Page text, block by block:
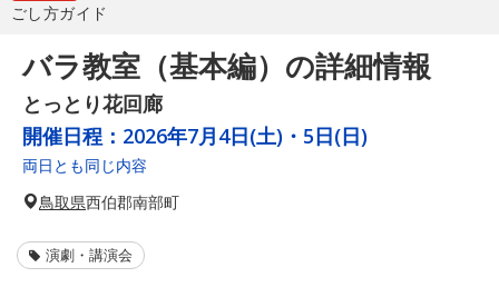
ごし方ガイド
バラ教室（基本編）の詳細情報
とっとり花回廊
開催日程： 2026年7月4日(土)・5日(日)
両日とも同じ内容
鳥取県西伯郡南部町
演劇・講演会